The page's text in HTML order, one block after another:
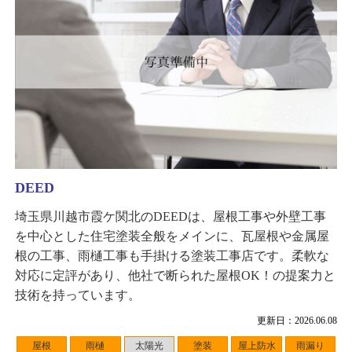
更新日：2026.06.08
屋根
雨樋 太陽光
塗装
屋上防水 雨漏り
DEED
埼玉県川越市霞ケ関北のDEEDは、屋根工事や外壁工事
を中心とした住宅塗装全般をメインに、瓦屋根や金属屋
根の工事、雨樋工事も手掛ける塗装工事店です。柔軟な
対応に定評があり、他社で断られた屋根OK！の提案力と
技術を持っています。